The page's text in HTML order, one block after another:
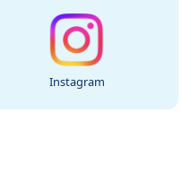
Instagram